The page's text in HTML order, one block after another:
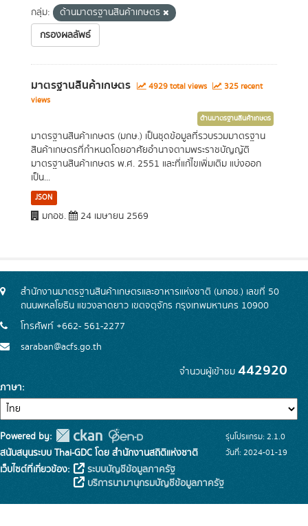
กลุ่ม:
ด้านมาตรฐานสินค้าเกษตร
กรองผลลัพธ์
มาตรฐานสินค้าเกษตร 4929 total views
325 recent
views
ด้านมาตรฐานสินค้าเกษตร
มาตรฐานสินค้าเกษตร (มกษ.) เป็นชุดข้อมูลที่รวบรวมมาตรฐาน
สินค้าเกษตรที่กำหนดโดยอาศัยอำนาจตามพระราชบัญญัติ
มาตรฐานสินค้าเกษตร พ.ศ. 2551 และที่แก้ไขเพิ่มเติม แบ่งออก
เป็น...
JSON
มกอช. 24 เมษายน 2569
สำนักงานมาตรฐานสินค้าเกษตรและอาหารแห่งชาติ (มกอช.) เลขที่ 50
ถนนพหลโยธิน แขวงลาดยาว เขตจตุจักร กรุงเทพมหานคร 10900
โทรศัพท์ +662- 561-2277
saraban@acfs.go.th
จำนวนผู้เข้าชม 442920
ภาษา
Powered by:
สนับสนุนระบบ Thai-GDC โดย สำนักงานสถิติแห่งชาติ
เว็บไซต์ที่เกี่ยวข้อง:
ระบบบัญชีข้อมูลภาครัฐ
บริการนามานุกรมบัญชีข้อมูลภาครัฐ
รุ่นโปรแกรม: 2.1.0
วันที่: 2024-01-19